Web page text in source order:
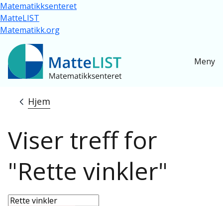
Hopp til hovedinnhold
Matematikksenteret
MatteLIST
Matematikk.org
Meny
Navigasjonssti
Hjem
Viser treff for
"Rette vinkler"